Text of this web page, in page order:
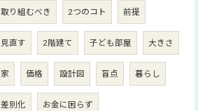
取り組むべき 2つのコト 前提
見直す 2階建て 子ども部屋 大きさ
家 価格 設計図 盲点 暮らし
差別化 お金に困らず